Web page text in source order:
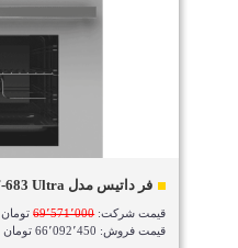
فر داتیس مدل DF-683 Ultra سفید
قیمت شرکت:69٬571٬000تومان
قیمت فروش: 66٬092٬450 تومان